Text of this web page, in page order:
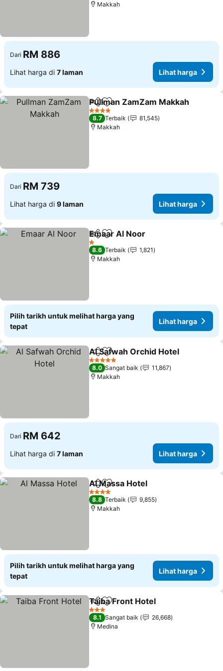
Makkah
Dari RM 886
Lihat harga di 7 laman Lihat harga
KongsiTambah ke favorit
Pullman ZamZam Makkah
4 Bintang
8.7 Terbaik
81,545
Makkah
Dari RM 739
Lihat harga di 9 laman Lihat harga
KongsiTambah ke favorit
Emaar Al Noor
1 Bintang
8.6 Terbaik
1,821
Makkah
Pilih tarikh untuk melihat harga yang
tepat
Lihat harga
KongsiTambah ke favorit
Al Safwah Orchid Hotel
5 Bintang
8.0 Sangat baik
11,867
Makkah
Dari RM 642
Lihat harga di 7 laman Lihat harga
KongsiTambah ke favorit
Al Massa Hotel
4 Bintang
8.8 Terbaik
9,855
Makkah
Pilih tarikh untuk melihat harga yang
tepat
Lihat harga
KongsiTambah ke favorit
Taiba Front Hotel
3 Bintang
8.1 Sangat baik
26,668
Medina